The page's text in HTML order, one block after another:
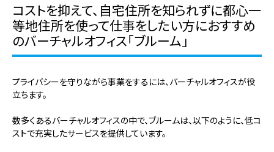
コストを抑えて、自宅住所を知られずに都心一
等地住所を使って仕事をしたい方におすすめ
のバーチャルオフィス「ブルーム」
プライバシーを守りながら事業をするには、バーチャルオフィスが役
立ちます。
数多くあるバーチャルオフィスの中で、ブルームは、以下のように、低コ
ストで充実したサービスを提供しています。